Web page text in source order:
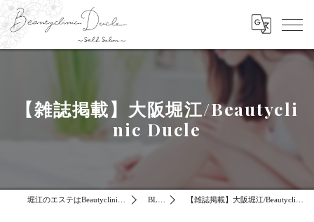
【雑誌掲載】大阪堀江/Beautycli
nic Ducle
BLOG 【雑誌掲載】大阪堀江/Beautyclinic Ducle